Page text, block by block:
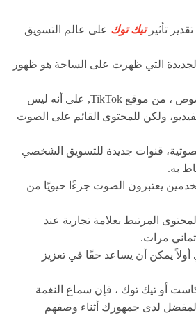
تأثيرتيك توك على عالم التسويق
الجديدة التي ظهرت على الساحة هو ظهور
ولد هذا ، على وجه الخصوص ، من موقع TikTok, على أنه ليس
ولكن للمحتوى القائم على الصوت
قنوات جديدة للتسويق الشخصي
به.
المستخدمين يعتبرون الصوت جزءًا حيويًا من
المرتبط بعلامة تجارية عند
مرات.
أولاً يمكن أن يساعد حقًا في تعزيز
أو تيك توك ، فإن سماع النغمة
لدى جمهورك أثناء وصفهم